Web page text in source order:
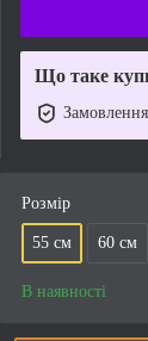
Що таке
Розмір
55 см 60 см
В наявності